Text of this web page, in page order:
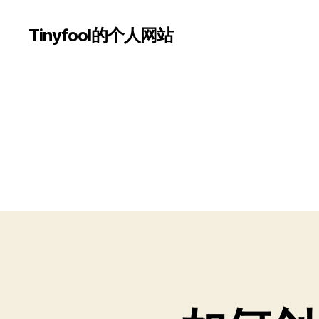
Tinyfool的个人网站